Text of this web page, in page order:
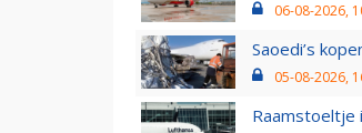
06-08-2026,
Saoedi’s
05-08-2026,
Raamstoeltje